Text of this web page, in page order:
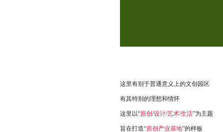
这里有别于普通意义上的文创园区
有其特别的理想和情怀
这里以“原创/设计/艺术/生活”为主题
旨在打造“原创产业基地”的样板